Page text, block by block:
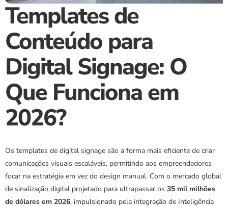
Templates de
Conteúdo para
Digital Signage: O
Que Funciona em
2026?
Os templates de digital signage são a forma mais eficiente de criar
comunicações visuais escaláveis, permitindo aos empreendedores
focar na estratégia em vez do design manual. Com o mercado global
de sinalização digital projetado para ultrapassar os 35 mil milhões
de dólares em 2026, impulsionado pela integração de Inteligência